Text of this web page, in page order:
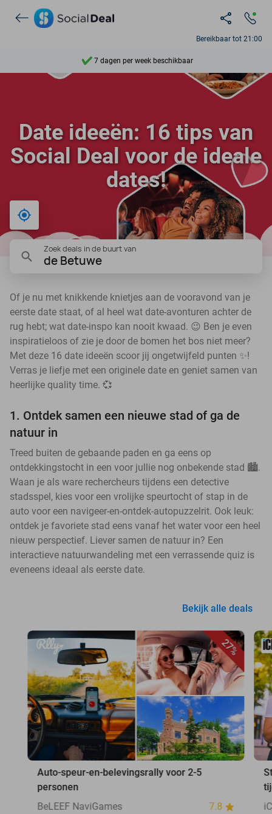
Bereikbaar tot 21:00
7 dagen per week beschikbaar
Ontdek 15.000+ deals
Date ideeën: 16 tips van
Social Deal voor de ideale
dates!
Zoek deals in de buurt van
de Betuwe
Of je nu met knikkende knietjes aan de vooravond van je
eerste date staat, of al heel wat date-avonturen achter de
rug hebt; wat date-inspo kan nooit kwaad. 😉 Ben je even
inspiratieloos of zie je door de bomen het bos niet meer?
Met deze 16 date ideeën scoor jij ongetwijfeld punten ✨!
Verras je liefje met een originele date en geniet samen van
heerlijke quality time. 💞
1. Ontdek samen een nieuwe stad of ga de
natuur in
Treed buiten de gebaande paden en ga eens op
ontdekkingstocht in een voor jullie nog onbekende stad 🏙️.
Waan je als ware rechercheurs tijdens een detective
stadsspel, kies voor een vrolijke speurtocht of stap in de
auto voor een navigeer-en-ontdek-autopuzzelrit. Ook leuk:
ontdek je favoriete stad eens vanaf het water voor een heel
nieuw perspectief. Liever samen de natuur in? Een
interactieve natuurwandeling met een verrassende quiz is
eveneens ideaal als eerste date.
Bekijk alle deals
27%
Auto-speur-en-belevingsrally voor 2-5
personen
BeLEEF NaviGames
7.8